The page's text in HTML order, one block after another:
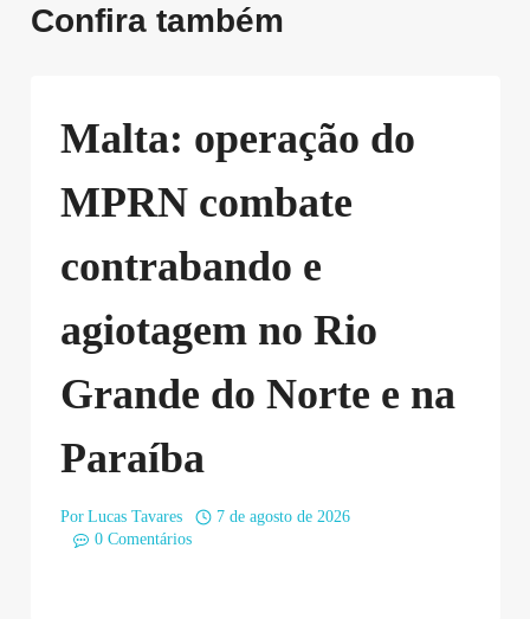
Confira também
Malta: operação do
MPRN combate
contrabando e
agiotagem no Rio
Grande do Norte e na
Paraíba
Por Lucas Tavares
7 de agosto de 2026
0 Comentários